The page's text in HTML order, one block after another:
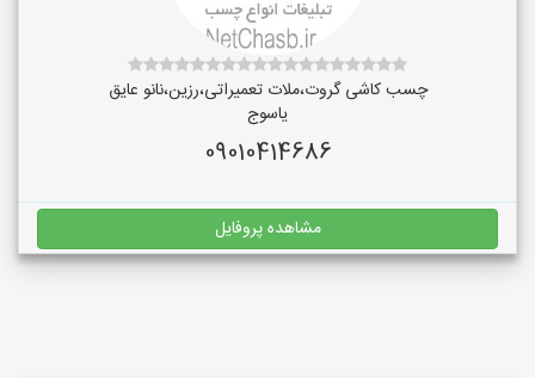
چسب کاشی گروت،ملات تعمیراتی،رزین،نانو عایق
یاسوج
09010414686
مشاهده پروفایل